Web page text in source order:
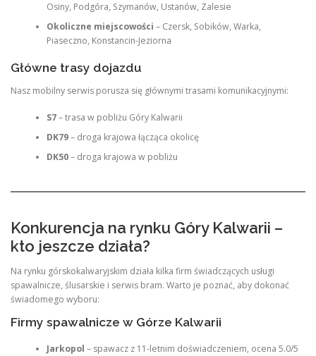
Osiny, Podgóra, Szymanów, Ustanów, Zalesie
Okoliczne miejscowości – Czersk, Sobików, Warka,
Piaseczno, Konstancin-Jeziorna
Główne trasy dojazdu
Nasz mobilny serwis porusza się głównymi trasami komunikacyjnymi:
S7– trasa w pobliżu Góry Kalwarii
DK79– droga krajowa łącząca okolicę
DK50– droga krajowa w pobliżu
Konkurencja na rynku Góry Kalwarii –
kto jeszcze działa?
Na rynku górskokalwaryjskim działa kilka firm świadczących usługi
spawalnicze, ślusarskie i serwis bram. Warto je poznać, aby dokonać
świadomego wyboru:
Firmy spawalnicze w Górze Kalwarii
Jarkopol – spawacz z 11-letnim doświadczeniem, ocena 5.0/5